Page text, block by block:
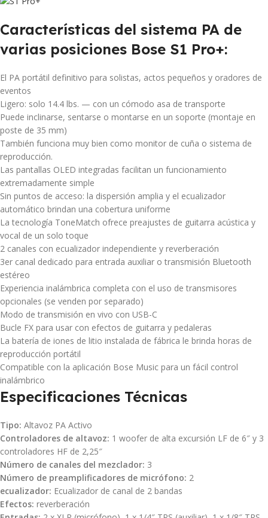
Características del sistema PA de
varias posiciones Bose S1 Pro+:
El PA portátil definitivo para solistas, actos pequeños y oradores de
eventos
Ligero: solo 14.4 lbs. — con un cómodo asa de transporte
Puede inclinarse, sentarse o montarse en un soporte (montaje en
poste de 35 mm)
También funciona muy bien como monitor de cuña o sistema de
reproducción.
Las pantallas OLED integradas facilitan un funcionamiento
extremadamente simple
Sin puntos de acceso: la dispersión amplia y el ecualizador
automático brindan una cobertura uniforme
La tecnología ToneMatch ofrece preajustes de guitarra acústica y
vocal de un solo toque
2 canales con ecualizador independiente y reverberación
3er canal dedicado para entrada auxiliar o transmisión Bluetooth
estéreo
Experiencia inalámbrica completa con el uso de transmisores
opcionales (se venden por separado)
Modo de transmisión en vivo con USB-C
Bucle FX para usar con efectos de guitarra y pedaleras
La batería de iones de litio instalada de fábrica le brinda horas de
reproducción portátil
Compatible con la aplicación Bose Music para un fácil control
inalámbrico
Especificaciones Técnicas
Tipo: Altavoz PA Activo
Controladores de altavoz: 1 woofer de alta excursión LF de 6″ y 3
controladores HF de 2,25″
Número de canales del mezclador: 3
Número de preamplificadores de micrófono: 2
ecualizador: Ecualizador de canal de 2 bandas
Efectos: reverberación